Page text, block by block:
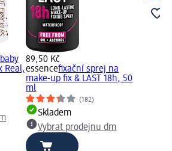
Real,
89,50 Kč
essencefixační sprej na
make-up fix & LAST 18h, 50
ml
(182)
Skladem
Vybrat prodejnu dm